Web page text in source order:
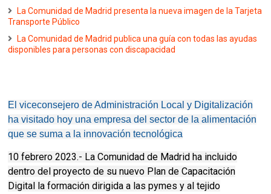
La Comunidad de Madrid presenta la nueva imagen de la Tarjeta
Transporte Público
La Comunidad de Madrid publica una guía con todas las ayudas
disponibles para personas con discapacidad
El viceconsejero de Administración Local y Digitalización
ha visitado hoy una empresa del sector de la alimentación
que se suma a la innovación tecnológica
10 febrero 2023.- La Comunidad de Madrid ha incluido
dentro del proyecto de su nuevo Plan de Capacitación
Digital la formación dirigida a las pymes y al tejido